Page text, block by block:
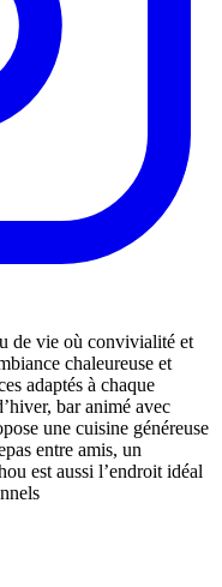
de vie où convivialité et
chaleureuse et
adaptés à chaque
bar animé avec
une cuisine généreuse
entre amis, un
est aussi l’endroit idéal